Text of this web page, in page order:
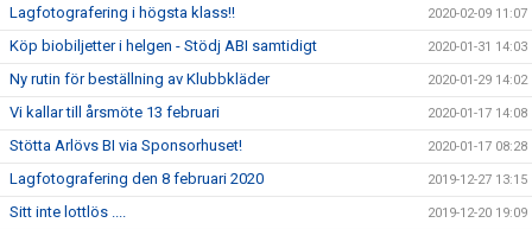
Lagfotografering i högsta klass!! 2020-02-09 11:07
Köp biobiljetter i helgen - Stödj ABI samtidigt 2020-01-31 14:03
Ny rutin för beställning av Klubbkläder 2020-01-29 14:02
Vi kallar till årsmöte 13 februari 2020-01-17 14:08
Stötta Arlövs BI via Sponsorhuset! 2020-01-17 08:28
Lagfotografering den 8 februari 2020 2019-12-27 13:15
Sitt inte lottlös .... 2019-12-20 19:09